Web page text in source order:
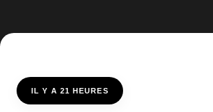
IL Y A 21 HEURES